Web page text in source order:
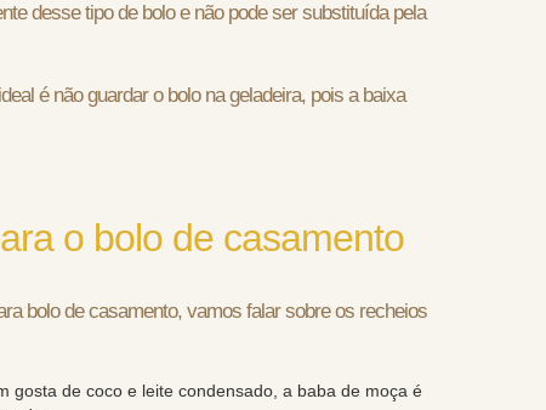
desse tipo de bolo e não pode ser substituída pela
é não guardar o bolo na geladeira, pois a baixa
o bolo de casamento
bolo de casamento, vamos falar sobre os recheios
gosta de coco e leite condensado, a baba de moça é